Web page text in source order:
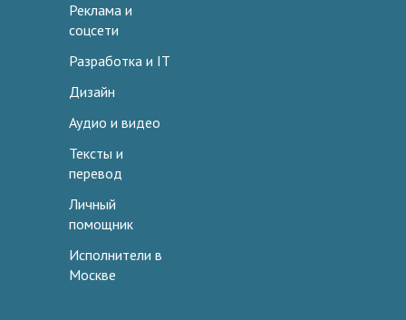
Реклама и
соцсети
Разработка и IT
Дизайн
Аудио и видео
Тексты и
перевод
Личный
помощник
Исполнители в
Москве